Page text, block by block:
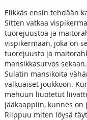
Elikkäs ensin tehdään
Sitten vatkaa
tuorejuustoa ja
vispikermaan, joka on
tuorejuusto ja
mansikkasurvos
Sulatin mansikoita
valkuaiset joukkoon.
mehuun liuotetut
jääkaappiin, kunnes
Riippuu miten löysä